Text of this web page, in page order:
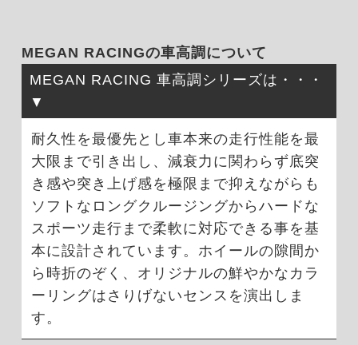
MEGAN RACINGの車高調について
MEGAN RACING 車高調シリーズは・・・
耐久性を最優先とし車本来の走行性能を最
大限まで引き出し、減衰力に関わらず底突
き感や突き上げ感を極限まで抑えながらも
ソフトなロングクルージングからハードな
スポーツ走行まで柔軟に対応できる事を基
本に設計されています。ホイールの隙間か
ら時折のぞく、オリジナルの鮮やかなカラ
ーリングはさりげないセンスを演出しま
す。